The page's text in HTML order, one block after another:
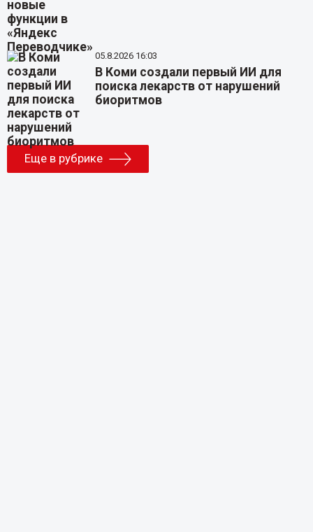
05.8.2026 16:03
В Коми создали первый ИИ для
поиска лекарств от нарушений
биоритмов
Еще в рубрике